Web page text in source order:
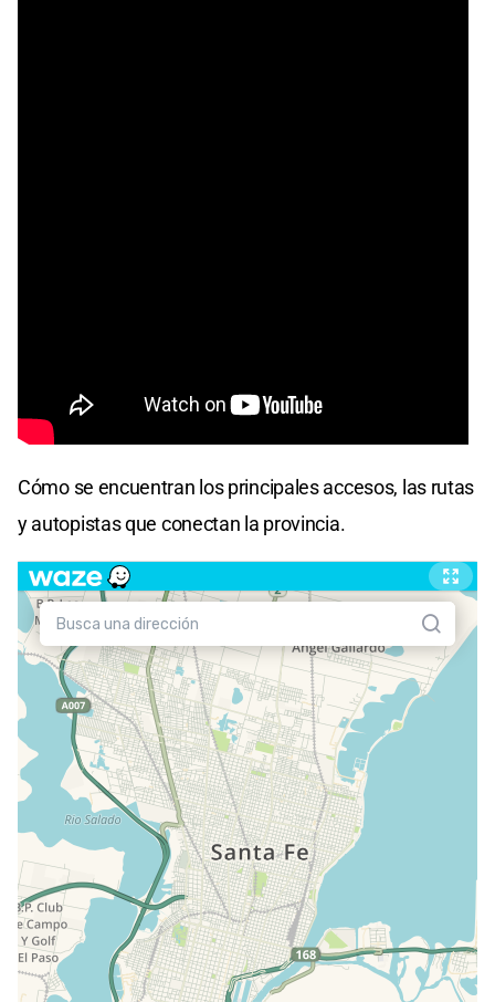
Cómo se encuentran los principales accesos, las rutas
y autopistas que conectan la provincia.